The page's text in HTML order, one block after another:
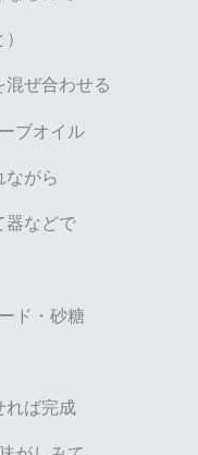
ぜ合わせる
ブオイル
ながら
器などで
ド・砂糖
ば完成